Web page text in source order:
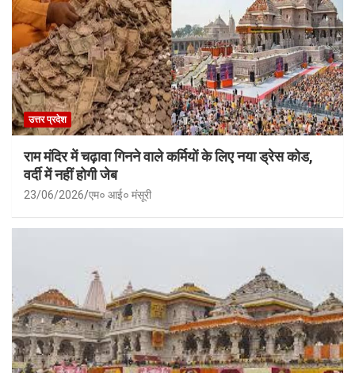
उत्तर प्रदेश
राम मंदिर में चढ़ावा गिनने वाले कर्मियों के लिए नया ड्रेस कोड,
वर्दी में नहीं होगी जेब
23/06/2026 एम० आई० मंसूरी